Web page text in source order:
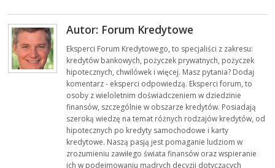
Stabilne finansowanie na chwilówki z
200 tys. zł na 120 miesięcy.
Złóż wniosek
Profesjonalna pomoc prawna dla osób
zadłużonych. Analiza umów,
negocjacje i realne wsparcie.
Sprawdź pomoc
Autor: Forum Kredytowe
Eksperci Forum Kredytowego, to specjaliści z zakresu:
kredytów bankowych, pożyczek prywatnych, pożyczek
hipotecznych, chwilówek i więcej. Masz pytania? Dodaj
komentarz - eksperci odpowiedzą. Eksperci forum, to
osoby z wieloletnim doświadczeniem w dziedzinie
finansów, szczególnie w obszarze kredytów. Posiadają
szeroką wiedzę na temat różnych rodzajów kredytów, od
hipotecznych po kredyty samochodowe i karty
kredytowe. Naszą pasją jest pomaganie ludziom w
zrozumieniu zawiłego świata finansów oraz wspieranie
ich w podejmowaniu mądrych decyzji dotyczących